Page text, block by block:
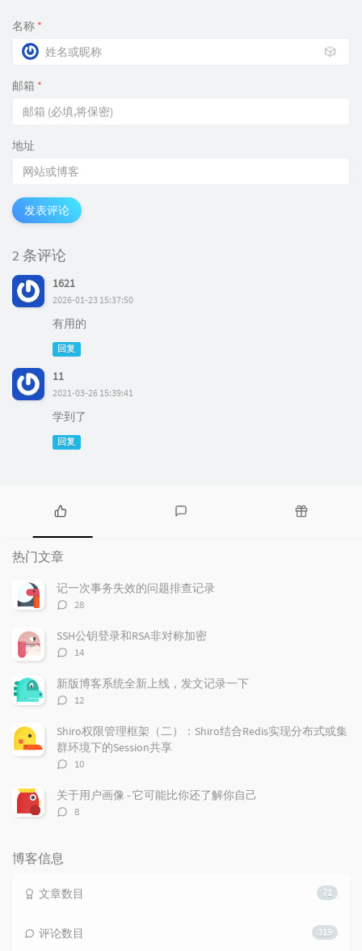
名称 *
🎲
邮箱 *
地址
发表评论
2 条评论
1621
2026-01-23 15:37:50
有用的
回复
11
2021-03-26 15:39:41
学到了
回复
热
门
文
章
论
热门文章
记一次事务失效的问题排查记录
评
数：
28
SSH公钥登录和RSA非对称加密
评
数：
14
新版博客系统全新上线，发文记录一下
评
数：
12
Shiro权限管理框架（二）：Shiro结合Redis实现分布式或集
群环境下的Session共享
评
数：
10
关于用户画像 - 它可能比你还了解你自己
评
8
博客信息
71
文章数目
319
评论数目